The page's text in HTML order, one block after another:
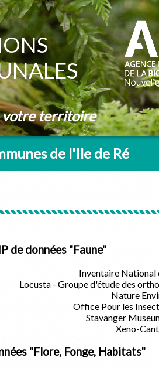
votre territoire
de l'Ile de Ré
de données "Faune"
Inventaire
Locusta - Groupe d'étude des
Nature
Office Pour les
Stavanger
Xeno-
"Flore, Fonge, Habitats"